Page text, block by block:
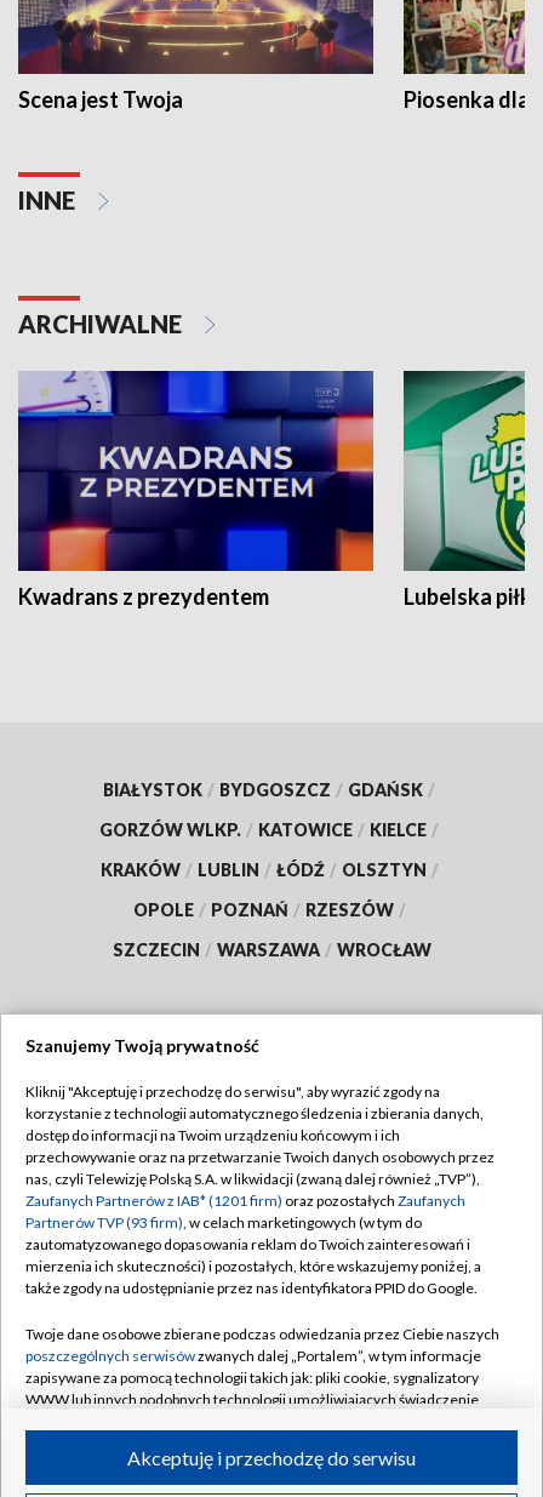
Scena jest Twoja Piosenka dla
INNE
ARCHIWALNE
Kwadrans z prezydentem Lubelska piłka
BIAŁYSTOK / BYDGOSZCZ / GDAŃSK /
GORZÓW WLKP. / KATOWICE / KIELCE /
KRAKÓW / LUBLIN / ŁÓDŹ / OLSZTYN /
OPOLE / POZNAŃ / RZESZÓW /
SZCZECIN / WARSZAWA / WROCŁAW
TVP
Abonament TVP
Emisja w TVP
Centrum informacji TVP
Naziemna Telewizja Cyfrowa
Rada Programowa
System NOS
Informacje o nadawcy
Program dla prasy
Regulamin TVP
Polityka prywatności
Moje zgody
Pomoc
Kontakt
Kanały
Szanujemy Twoją prywatność
Kliknij "Akceptuję i przechodzę do serwisu", aby wyrazić zgody na
korzystanie z technologii automatycznego śledzenia i zbierania danych,
dostęp do informacji na Twoim urządzeniu końcowym i ich
przechowywanie oraz na przetwarzanie Twoich danych osobowych przez
nas, czyli Telewizję Polską S.A. w likwidacji (zwaną dalej również „TVP”),
Zaufanych Partnerów z IAB* (1201 firm) oraz pozostałych Zaufanych
Partnerów TVP (93 firm), w celach marketingowych (w tym do
zautomatyzowanego dopasowania reklam do Twoich zainteresowań i
mierzenia ich skuteczności) i pozostałych, które wskazujemy poniżej, a
także zgody na udostępnianie przez nas identyfikatora PPID do Google.
Twoje dane osobowe zbierane podczas odwiedzania przez Ciebie naszych
poszczególnych serwisówzwanych dalej „Portalem”, w tym informacje
zapisywane za pomocą technologii takich jak: pliki cookie, sygnalizatory
WWW lub innych podobnych technologii umożliwiających świadczenie
ruchu w Internecie.Akceptuję i przechodzę do serwisu